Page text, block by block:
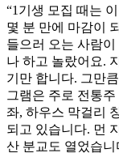
“1기생 모집 때는
몇 분 만에 마감이
들으러 오는 사람
나 하고 놀랐어요.
기만 합니다. 그만
그램은 주로 전통
좌, 하우스 막걸리
되고 있습니다. 먼
산 분교도 열었습니